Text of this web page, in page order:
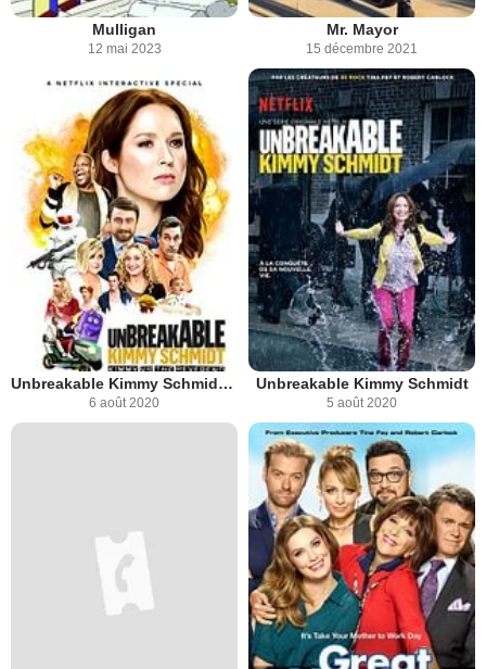
Mulligan
12 mai 2023
Mr. Mayor
15 décembre 2021
Unbreakable Kimmy Schmidt : Kimmy contre le révérend
6 août 2020
Unbreakable Kimmy Schmidt
5 août 2020